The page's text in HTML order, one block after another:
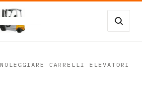
NOLEGGIARE CARRELLI ELEVATORI